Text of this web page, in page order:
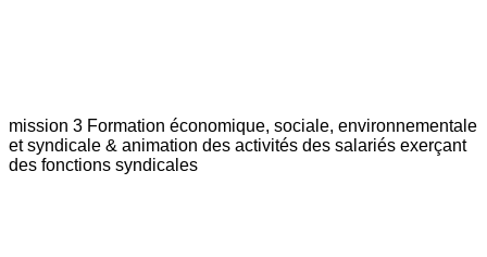
mission 3 Formation économique, sociale, environnementale
et syndicale & animation des activités des salariés exerçant
des fonctions syndicales